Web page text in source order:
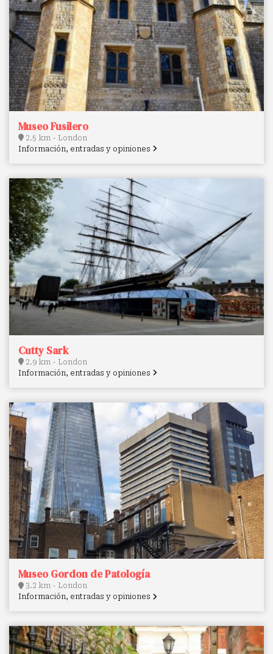
Museo Fusilero
2.5 km - London
Información, entradas y opiniones
Cutty Sark
2.9 km - London
Información, entradas y opiniones
Museo Gordon de Patología
3.2 km - London
Información, entradas y opiniones